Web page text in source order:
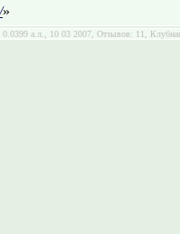
»
а.л., 10 03 2007, Отзывов: 11,